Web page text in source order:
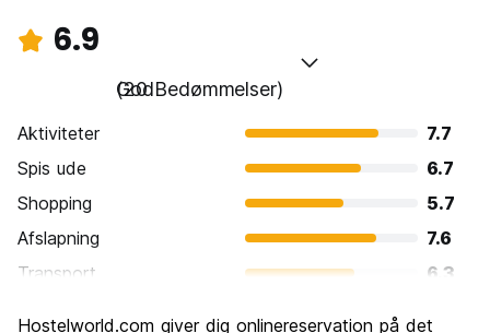
6.9
God
(20 Bedømmelser)
Aktiviteter
7.7
Spis ude
6.7
Shopping
5.7
Afslapning
7.6
Transport
6.3
Hostelworld.com giver dig onlinereservation på det